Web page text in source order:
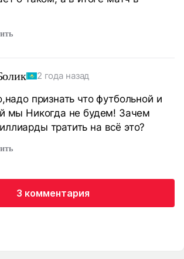
2 года назад
признать что футбольной и
мы Никогда не будем! Зачем
тратить на всё это?
3 комментария